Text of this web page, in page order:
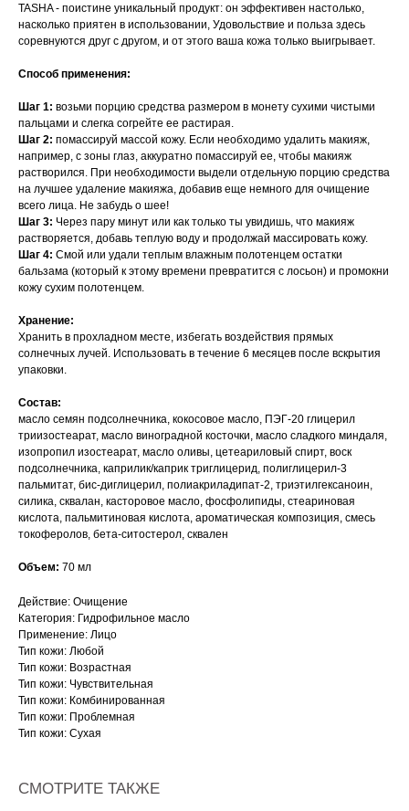
TASHA - поистине уникальный продукт: он эффективен настолько,
насколько приятен в использовании, Удовольствие и польза здесь
соревнуются друг с другом, и от этого ваша кожа только выигрывает.
Способ применения:
Шаг 1: возьми порцию средства размером в монету сухими чистыми
пальцами и слегка согрейте ее растирая.
Шаг 2: помассируй массой кожу. Если необходимо удалить макияж,
например, с зоны глаз, аккуратно помассируй ее, чтобы макияж
растворился. При необходимости выдели отдельную порцию средства
на лучшее удаление макияжа, добавив еще немного для очищение
всего лица. Не забудь о шее!
Шаг 3: Через пару минут или как только ты увидишь, что макияж
растворяется, добавь теплую воду и продолжай массировать кожу.
Шаг 4: Смой или удали теплым влажным полотенцем остатки
бальзама (который к этому времени превратится с лосьон) и промокни
кожу сухим полотенцем.
Хранение:
Хранить в прохладном месте, избегать воздействия прямых
солнечных лучей. Использовать в течение 6 месяцев после вскрытия
упаковки.
Состав:
масло семян подсолнечника, кокосовое масло, ПЭГ-20 глицерил
триизостеарат, масло виноградной косточки, масло сладкого миндаля,
изопропил изостеарат, масло оливы, цетеариловый спирт, воск
подсолнечника, каприлик/каприк триглицерид, полиглицерил-3
пальмитат, бис-диглицерил, полиакриладипат-2, триэтилгексаноин,
силика, сквалан, касторовое масло, фосфолипиды, стеариновая
кислота, пальмитиновая кислота, ароматическая композиция, смесь
токоферолов, бета-ситостерол, сквален
Объем: 70 мл
Действие: Очищение
Категория: Гидрофильное масло
Применение: Лицо
Тип кожи: Любой
Тип кожи: Возрастная
Тип кожи: Чувствительная
Тип кожи: Комбинированная
Тип кожи: Проблемная
Тип кожи: Сухая
СМОТРИТЕ ТАКЖЕ